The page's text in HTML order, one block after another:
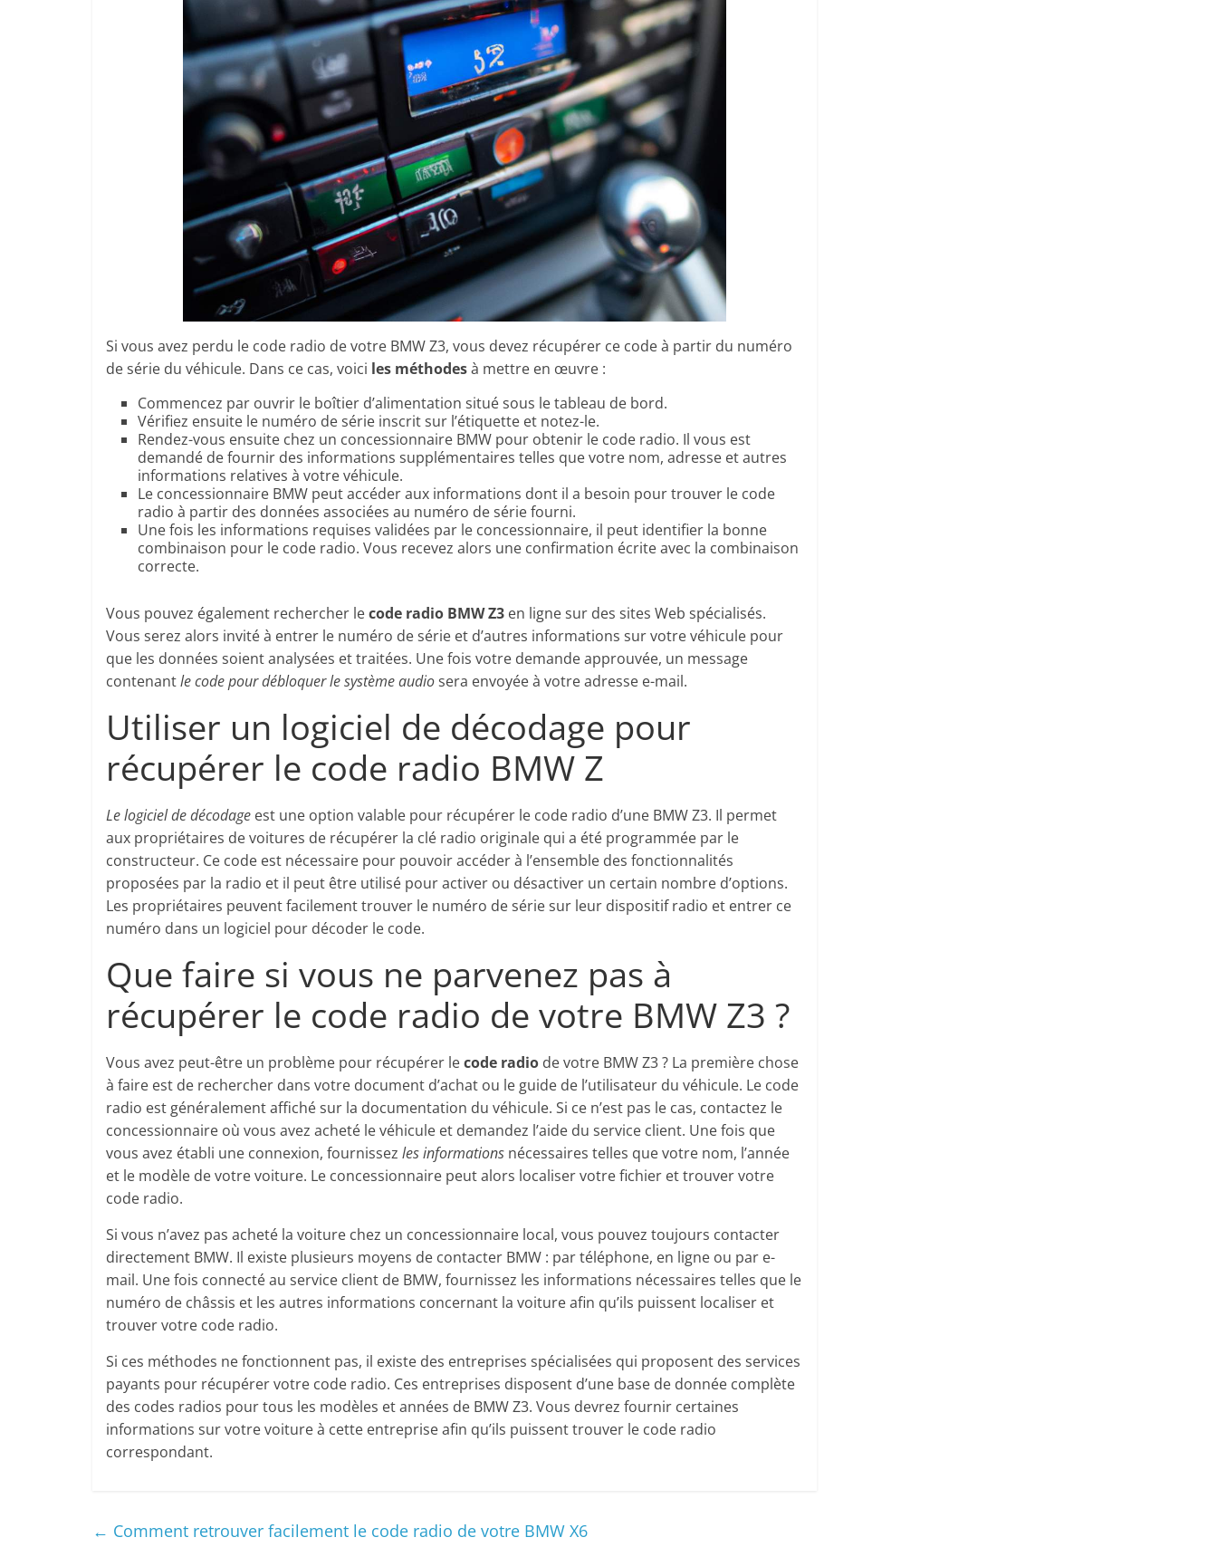
Si vous avez perdu le code radio de votre BMW Z3, vous devez récupérer ce code à partir du numéro
de série du véhicule. Dans ce cas, voici les méthodesà mettre en œuvre :
Commencez par ouvrir le boîtier d’alimentation situé sous le tableau de bord.
Vérifiez ensuite le numéro de série inscrit sur l’étiquette et notez-le.
Rendez-vous ensuite chez un concessionnaire BMW pour obtenir le code radio. Il vous est
demandé de fournir des informations supplémentaires telles que votre nom, adresse et autres
informations relatives à votre véhicule.
Le concessionnaire BMW peut accéder aux informations dont il a besoin pour trouver le code
radio à partir des données associées au numéro de série fourni.
Une fois les informations requises validées par le concessionnaire, il peut identifier la bonne
combinaison pour le code radio. Vous recevez alors une confirmation écrite avec la combinaison
correcte.
Vous pouvez également rechercher lecode radio BMW Z3 en ligne sur des sites Web spécialisés.
Vous serez alors invité à entrer le numéro de série et d’autres informations sur votre véhicule pour
que les données soient analysées et traitées. Une fois votre demande approuvée, un message
contenantle code pour débloquer le système audiosera envoyée à votre adresse e-mail.
Utiliser un logiciel de décodage pour
récupérer le code radio BMW Z
Le logiciel de décodage est une option valable pour récupérer le code radio d’une BMW Z3. Il permet
aux propriétaires de voitures de récupérer la clé radio originale qui a été programmée par le
constructeur. Ce code est nécessaire pour pouvoir accéder à l’ensemble des fonctionnalités
proposées par la radio et il peut être utilisé pour activer ou désactiver un certain nombre d’options.
Les propriétaires peuvent facilement trouver le numéro de série sur leur dispositif radio et entrer ce
numéro dans un logiciel pour décoder le code.
Que faire si vous ne parvenez pas à
récupérer le code radio de votre BMW Z3 ?
Vous avez peut-être un problème pour récupérer lecode radio de votre BMW Z3 ? La première chose
à faire est de rechercher dans votre document d’achat ou le guide de l’utilisateur du véhicule. Le code
radio est généralement affiché sur la documentation du véhicule. Si ce n’est pas le cas, contactez le
concessionnaire où vous avez acheté le véhicule et demandez l’aide du service client. Une fois que
vous avez établi une connexion, fournissez les informations nécessaires telles que votre nom, l’année
et le modèle de votre voiture. Le concessionnaire peut alors localiser votre fichier et trouver votre
code radio.
Si vous n’avez pas acheté la voiture chez un concessionnaire local, vous pouvez toujours contacter
directement BMW. Il existe plusieurs moyens de contacter BMW : par téléphone, en ligne ou par e-
mail. Une fois connecté au service client de BMW, fournissez les informations nécessaires telles que le
numéro de châssis et les autres informations concernant la voiture afin qu’ils puissent localiser et
trouver votre code radio.
Si ces méthodes ne fonctionnent pas, il existe des entreprises spécialisées qui proposent des services
payants pour récupérer votre code radio. Ces entreprises disposent d’une base de donnée complète
des codes radios pour tous les modèles et années de BMW Z3. Vous devrez fournir certaines
informations sur votre voiture à cette entreprise afin qu’ils puissent trouver le code radio
correspondant.
← Comment retrouver facilement le code radio de votre BMW X6